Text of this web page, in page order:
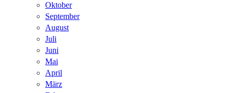
Oktober
September
August
Juli
Juni
Mai
April
März